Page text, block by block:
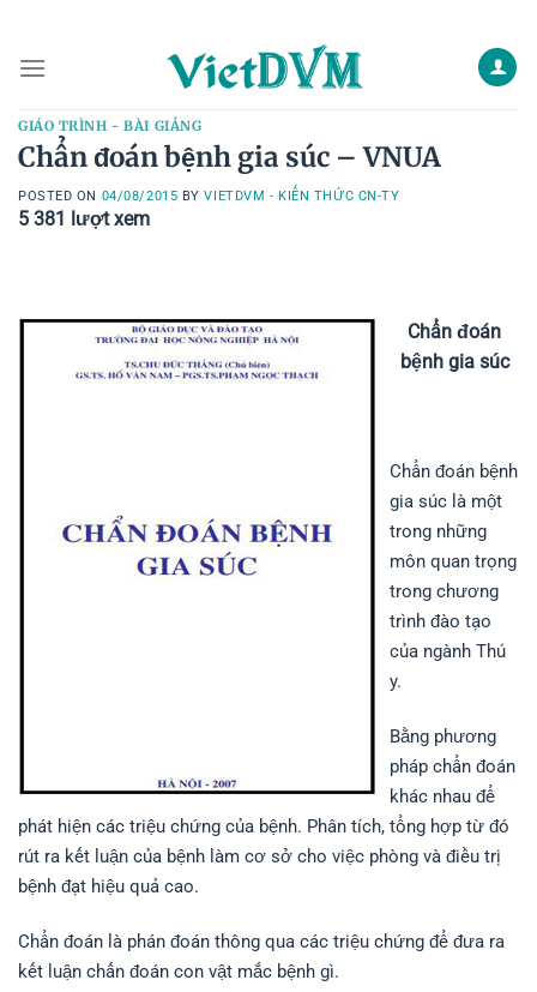
content
GIÁO TRÌNH - BÀI GIẢNG
Chẩn đoán bệnh gia súc – VNUA
POSTED ON 04/08/2015 BYVIETDVM - KIẾN THỨC CN-TY
5 381 lượt xem
Chẩn đoán
bệnh gia súc
Chẩn đoán bệnh
gia súc là một
trong những
môn quan trọng
trong chương
trình đào tạo
của ngành Thú
y.
Bằng phương
pháp chẩn đoán
khác nhau để
phát hiện các triệu chứng của bệnh. Phân tích, tổng hợp từ đó
rút ra kết luận của bệnh làm cơ sở cho việc phòng và điều trị
bệnh đạt hiệu quả cao.
Chẩn đoán là phán đoán thông qua các triệu chứng để đưa ra
kết luận chấn đoán con vật mắc bệnh gì.